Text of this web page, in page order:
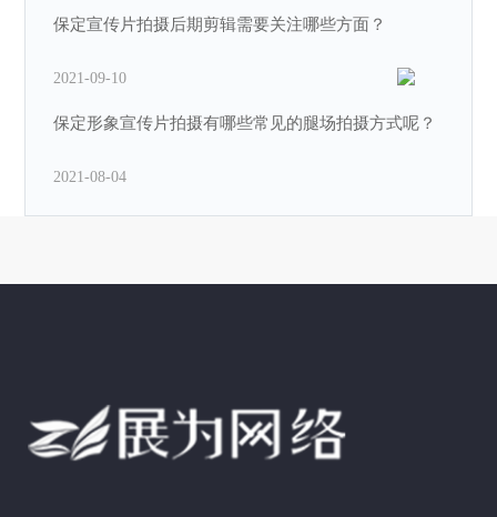
保定宣传片拍摄后期剪辑需要关注哪些方面？
2021-09-10
保定形象宣传片拍摄有哪些常见的腿场拍摄方式呢？
2021-08-04